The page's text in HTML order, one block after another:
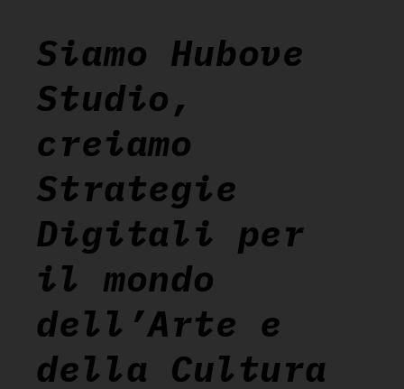
Siamo Hubove
Studio,
creiamo
Strategie
Digitali per
il mondo
dell’Arte e
della Cultura